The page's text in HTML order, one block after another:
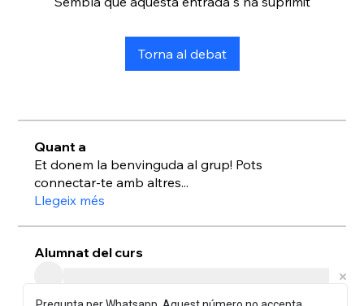
Torna al debat
Quant a
Et donem la benvinguda al grup! Pots
connectar-te amb altres...
Llegeix més
Alumnat del curs